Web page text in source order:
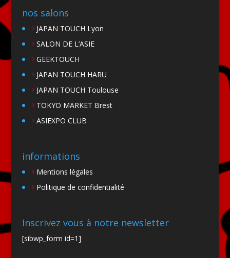
nos salons
JAPAN TOUCH Lyon
SALON DE L’ASIE
GEEKTOUCH
JAPAN TOUCH HARU
JAPAN TOUCH Toulouse
TOKYO MARKET Brest
ASIEXPO CLUB
informations
Mentions légales
Politique de confidentialité
Inscrivez vous à notre newsletter
[sibwp_form id=1]